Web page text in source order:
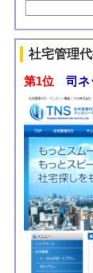
社宅管理
第1位 司ネ